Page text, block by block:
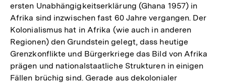
ersten Unabhängigkeitserklärung (Ghana 1957) in
Afrika sind inzwischen fast 60 Jahre vergangen. Der
Kolonialismus hat in Afrika (wie auch in anderen
Regionen) den Grundstein gelegt, dass heutige
Grenzkonflikte und Bürgerkriege das Bild von Afrika
prägen und nationalstaatliche Strukturen in einigen
Fällen brüchig sind. Gerade aus dekolonialer